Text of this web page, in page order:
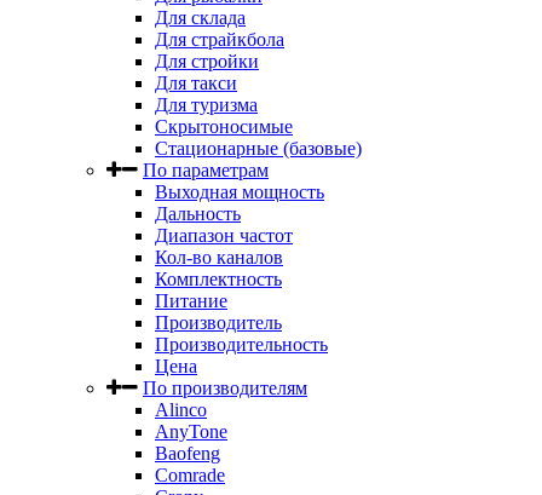
Для склада
Для страйкбола
Для стройки
Для такси
Для туризма
Скрытоносимые
Стационарные (базовые)
По параметрам
Выходная мощность
Дальность
Диапазон частот
Кол-во каналов
Комплектность
Питание
Производитель
Производительность
Цена
По производителям
Alinco
AnyTone
Baofeng
Comrade